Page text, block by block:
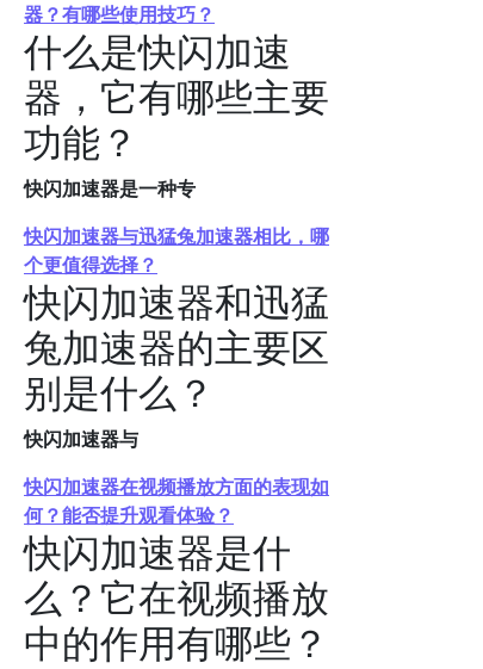
器？有哪些使用技巧？
什么是快闪加速
器，它有哪些主要
功能？
快闪加速器是一种专
快闪加速器与迅猛兔加速器相比，哪
个更值得选择？
快闪加速器和迅猛
兔加速器的主要区
别是什么？
快闪加速器与
快闪加速器在视频播放方面的表现如
何？能否提升观看体验？
快闪加速器是什
么？它在视频播放
中的作用有哪些？